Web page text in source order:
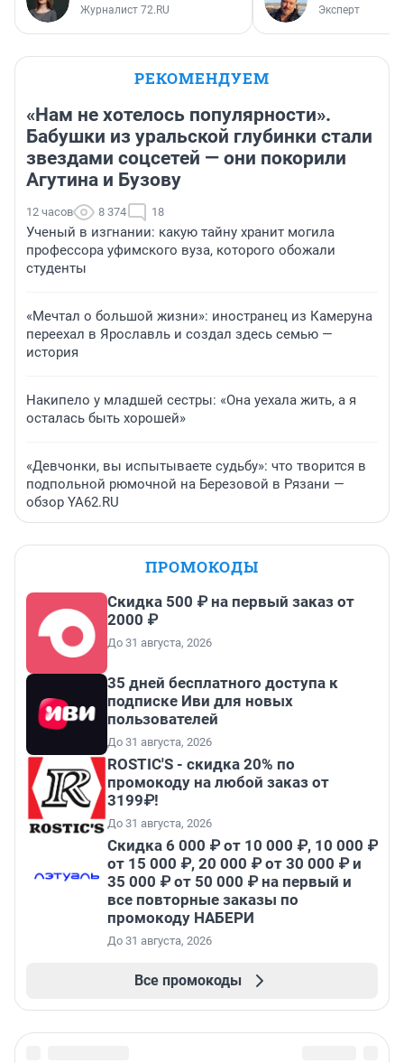
Журналист 72.RU Эксперт
РЕКОМЕНДУЕМ
«Нам не хотелось популярности».
Бабушки из уральской глубинки стали
звездами соцсетей — они покорили
Агутина и Бузову
12 часов 8 374 18
Ученый в изгнании: какую тайну хранит могила
профессора уфимского вуза, которого обожали
студенты
«Мечтал о большой жизни»: иностранец из Камеруна
переехал в Ярославль и создал здесь семью —
история
Накипело у младшей сестры: «Она уехала жить, а я
осталась быть хорошей»
«Девчонки, вы испытываете судьбу»: что творится в
подпольной рюмочной на Березовой в Рязани —
обзор YA62.RU
ПРОМОКОДЫ
Скидка 500 ₽ на первый заказ от
2000 ₽
До 31 августа, 2026
35 дней бесплатного доступа к
подписке Иви для новых
пользователей
До 31 августа, 2026
ROSTIC'S - скидка 20% по
промокоду на любой заказ от
3199₽!
До 31 августа, 2026
Скидка 6 000 ₽ от 10 000 ₽, 10 000 ₽
от 15 000 ₽, 20 000 ₽ от 30 000 ₽ и
35 000 ₽ от 50 000 ₽ на первый и
все повторные заказы по
промокоду НАБЕРИ
До 31 августа, 2026
Все промокоды